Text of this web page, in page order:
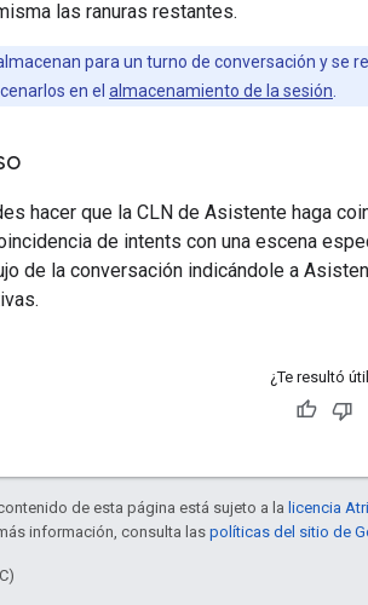
las ranuras restantes.
para un turno de conversación y
en el almacenamiento de la sesión
hacer que la CLN de Asistente haga
de intents con una escena
de la conversación indicándole a
¿Te resultó
de esta página está sujeto a la licencia
información, consulta las políticas del sitio de